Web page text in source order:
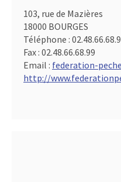
103, rue de Mazières
18000 BOURGES
Téléphone :
Fax : 02.48.66.68.99
Email : federation-
http://